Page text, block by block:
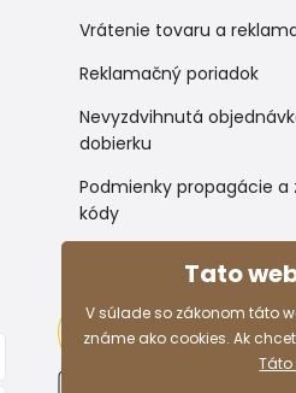
Vrátenie tovaru a
Reklamačný poriadok
Nevyzdvihnutá
dobierku
Podmienky propagácie a
kódy
Tato
V súlade so zákonom táto
známe ako cookies. Ak